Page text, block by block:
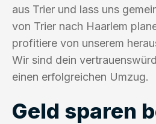
aus Trier und lass uns
von Trier nach Haarlem
profitiere von unserem
Wir sind dein
einen erfolgreichen Umzug.
Geld sparen